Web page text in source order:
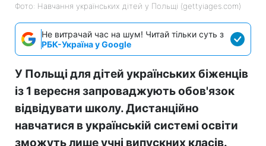
Фото: Навчання українських дітей у Польщі (gettyiages.com)
Не витрачай час на шум! Читай тільки суть з
РБК-Україна у Google
У Польщі для дітей українських біженців
із 1 вересня запроваджують обов'язок
відвідувати школу. Дистанційно
навчатися в українській системі освіти
зможуть лише учні випускних класів.